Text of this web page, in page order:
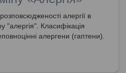
алергії в
"алергія". Класифікація
алергени (гаптени).